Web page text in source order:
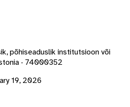
põhiseaduslik institutsioon või
· 74000352
19, 2026